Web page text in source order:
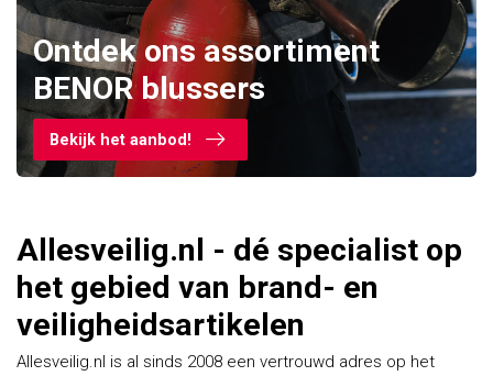
Ontdek ons assortiment
BENOR blussers
Bekijk het aanbod!
Allesveilig.nl - dé specialist op
het gebied van brand- en
veiligheidsartikelen
Allesveilig.nl is al sinds 2008 een vertrouwd adres op het